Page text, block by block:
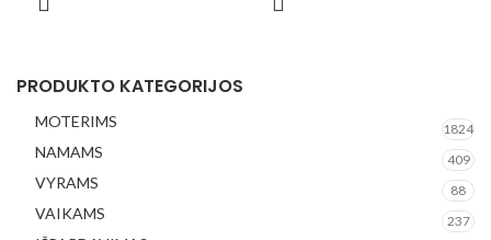
PRODUKTO KATEGORIJOS
MOTERIMS 1824
NAMAMS 409
VYRAMS 88
VAIKAMS 237